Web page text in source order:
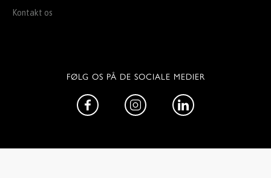
Kontakt os
FØLG OS PÅ DE SOCIALE MEDIER